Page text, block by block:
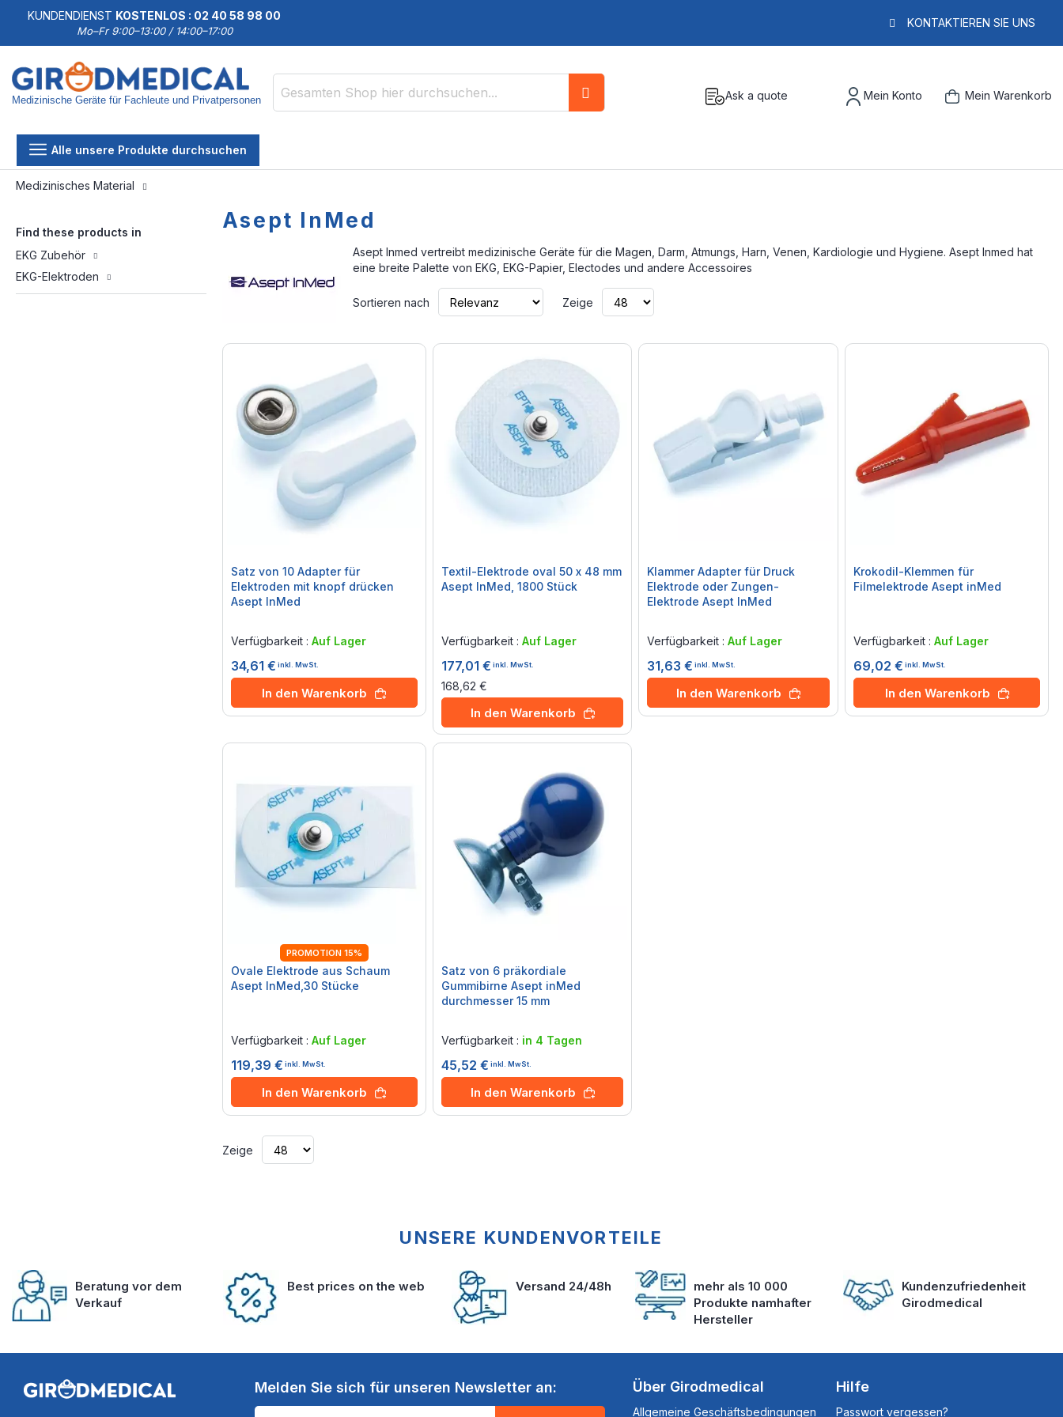
KUNDENDIENST KOSTENLOS : 02 40 58 98 00
Mo–Fr 9:00–13:00 / 14:00–17:00
KONTAKTIEREN SIE UNS
Medizinische Geräte für Fachleute und Privatpersonen Ask a quote Mein Konto Mein Warenkorb
Alle unsere Produkte durchsuchen
Medizinisches Material
Asept InMed
Asept Inmed vertreibt medizinische Geräte für die Magen, Darm, Atmungs, Harn, Venen, Kardiologie und Hygiene. Asept Inmed hat
eine breite Palette von EKG, EKG-Papier, Electodes und andere Accessoires
Sortieren nach
Aufsteigend
sortieren
Zeige
Satz von 10 Adapter für
Elektroden mit knopf drücken
Asept InMed
Verfügbarkeit : Auf Lager
34,61 € inkl. MwSt.
In den Warenkorb
Textil-Elektrode oval 50 x 48 mm
Asept InMed, 1800 Stück
Verfügbarkeit : Auf Lager
177,01 € inkl. MwSt.
168,62 €
In den Warenkorb
Klammer Adapter für Druck
Elektrode oder Zungen-
Elektrode Asept InMed
Verfügbarkeit :Auf Lager
31,63 € inkl. MwSt.
In den Warenkorb
Krokodil-Klemmen für
Filmelektrode Asept inMed
Verfügbarkeit :Auf Lager
69,02 € inkl. MwSt.
In den Warenkorb
PROMOTION 15%
Ovale Elektrode aus Schaum
Asept InMed,30 Stücke
Verfügbarkeit : Auf Lager
119,39 € inkl. MwSt.
In den Warenkorb
Satz von 6 präkordiale
Gummibirne Asept inMed
durchmesser 15 mm
Verfügbarkeit : in 4 Tagen
45,52 € inkl. MwSt.
In den Warenkorb
Zeige
Find these products in
EKG Zubehör
EKG-Elektroden
UNSERE KUNDENVORTEILE
Beratung vor dem
Verkauf
Best prices on the web Versand 24/48h
mehr als 10 000
Produkte namhafter
Hersteller
Kundenzufriedenheit
Girodmedical
Melden Sie sich für unseren Newsletter an: Über Girodmedical
Allgemeine Geschäftsbedingungen
Hilfe
Passwort vergessen?